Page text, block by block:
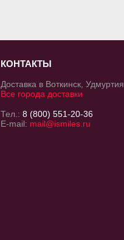
КОНТАКТЫ
Доставка в Воткинск, Удмуртия
Все города доставки
Тел.:8 (800) 551-20-36
E-mail: mail@ismiles.ru